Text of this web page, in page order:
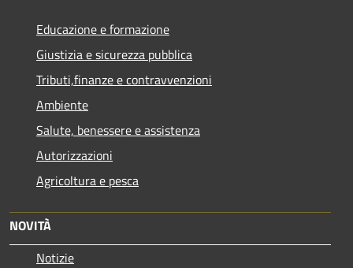
Educazione e formazione
Giustizia e sicurezza pubblica
Tributi,finanze e contravvenzioni
Ambiente
Salute, benessere e assistenza
Autorizzazioni
Agricoltura e pesca
NOVITÀ
Notizie